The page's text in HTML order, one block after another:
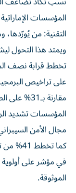
المؤسسات
التقنية: من
ويمتد هذا التحول
تخطط قرابة نصف
على تراخيص
المؤسسات تشديد
كما
في مؤشر على أولوية
الموثوقة.